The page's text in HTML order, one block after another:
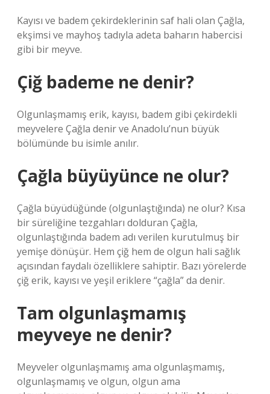
Kayısı ve badem çekirdeklerinin saf hali olan Çağla,
ekşimsi ve mayhoş tadıyla adeta baharın habercisi
gibi bir meyve.
Çiğ bademe ne denir?
Olgunlaşmamış erik, kayısı, badem gibi çekirdekli
meyvelere Çağla denir ve Anadolu’nun büyük
bölümünde bu isimle anılır.
Çağla büyüyünce ne olur?
Çağla büyüdüğünde (olgunlaştığında) ne olur? Kısa
bir süreliğine tezgahları dolduran Çağla,
olgunlaştığında badem adı verilen kurutulmuş bir
yemişe dönüşür. Hem çiğ hem de olgun hali sağlık
açısından faydalı özelliklere sahiptir. Bazı yörelerde
çiğ erik, kayısı ve yeşil eriklere “çağla” da denir.
Tam olgunlaşmamış
meyveye ne denir?
Meyveler olgunlaşmamış ama olgunlaşmamış,
olgunlaşmamış ve olgun, olgun ama